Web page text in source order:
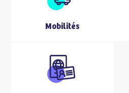
Mobilités